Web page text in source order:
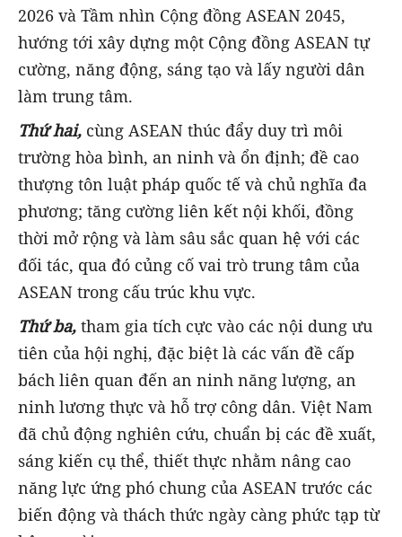
2026 và Tầm nhìn Cộng đồng ASEAN 2045,
hướng tới xây dựng một Cộng đồng ASEAN tự
cường, năng động, sáng tạo và lấy người dân
làm trung tâm.
Thứ hai, cùng ASEAN thúc đẩy duy trì môi
trường hòa bình, an ninh và ổn định; đề cao
thượng tôn luật pháp quốc tế và chủ nghĩa đa
phương; tăng cường liên kết nội khối, đồng
thời mở rộng và làm sâu sắc quan hệ với các
đối tác, qua đó củng cố vai trò trung tâm của
ASEAN trong cấu trúc khu vực.
Thứ ba, tham gia tích cực vào các nội dung ưu
tiên của hội nghị, đặc biệt là các vấn đề cấp
bách liên quan đến an ninh năng lượng, an
ninh lương thực và hỗ trợ công dân. Việt Nam
đã chủ động nghiên cứu, chuẩn bị các đề xuất,
sáng kiến cụ thể, thiết thực nhằm nâng cao
năng lực ứng phó chung của ASEAN trước các
biến động và thách thức ngày càng phức tạp từ